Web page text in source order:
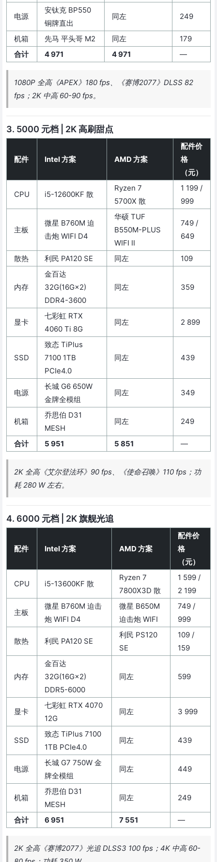
电源
安钛克 BP550
铜牌直出
同左 249
机箱 先马 平头哥 M2 同左
179
合计
4 971 4 971 —
1080P 全高《APEX》180 fps、《赛博2077》DLSS 82
fps；2K 中高 60-90 fps。
3. 5000 元档 | 2K 高刷甜点
配件 Intel 方案 AMD 方案
配件价
格
（元）
CPU i5-12600KF 散
Ryzen 7
5700X 散
1 199 /
999
主板
微星 B760M 迫
击炮 WIFI D4
华硕 TUF
B550M-PLUS
WIFI II
749 /
649
散热 利民 PA120 SE 同左 109
内存
金百达
32G(16G×2)
DDR4-3600
同左 359
显卡
七彩虹 RTX
4060 Ti 8G
同左 2 899
SSD
致态 TiPlus
7100 1TB
PCIe4.0
同左 439
电源
长城 G6 650W
金牌全模组
同左 349
机箱
乔思伯 D31
MESH
同左 249
合计 5 951 5 851 —
2K 全高《艾尔登法环》90 fps、《使命召唤》110 fps；功
耗 280 W 左右。
4. 6000 元档 | 2K 旗舰光追
配件 Intel 方案 AMD 方案
配件价
格
（元）
CPU i5-13600KF 散
Ryzen 7
7800X3D 散
1 599 /
2 199
主板
微星 B760M 迫击
炮 WIFI D4
微星 B650M
迫击炮 WIFI
749 /
999
散热 利民 PA120 SE
利民 PS120
SE
109 /
159
内存
金百达
32G(16G×2)
DDR5-6000
同左 599
显卡
七彩虹 RTX 4070
12G
同左 3 999
SSD
致态 TiPlus 7100
1TB PCIe4.0
同左 439
电源
长城 G7 750W 金
牌全模组
同左 449
机箱
乔思伯 D31
MESH
同左 249
合计 6 951 7 551 —
2K 全高《赛博2077》光追 DLSS3 100 fps；4K 中高 60-